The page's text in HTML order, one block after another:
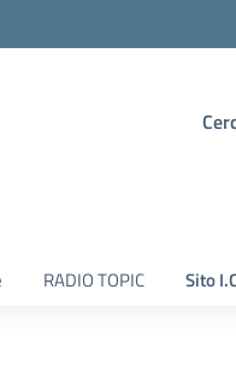
RADIO TOPIC Sito